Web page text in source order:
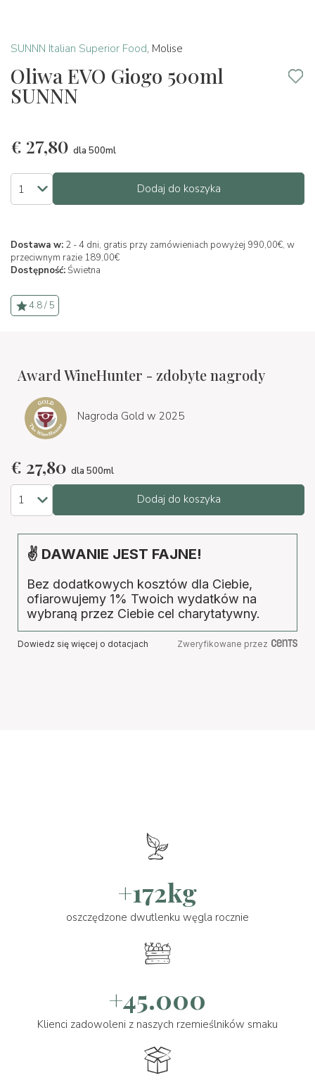
SUNNN Italian Superior Food, Molise
Oliwa EVO Giogo 500ml
SUNNN
€ 27,80 dla 500ml
Dodaj do koszyka
Dostawa w: 2 - 4 dni, gratis przy zamówieniach powyżej 990,00€, w
przeciwnym razie 189,00€
Dostępność:Świetna
4.8 / 5
Award WineHunter - zdobyte nagrody
Nagroda Gold w 2025
€ 27,80 dla 500ml
Dodaj do koszyka
✌ DAWANIE JEST FAJNE!
Bez dodatkowych kosztów dla Ciebie,
ofiarowujemy 1% Twoich wydatków na
wybraną przez Ciebie cel charytatywny.
Dowiedz się więcej o dotacjach Zweryfikowane przez
+172kg
oszczędzone dwutlenku węgla rocznie
+45.000
Klienci zadowoleni z naszych rzemieślników smaku